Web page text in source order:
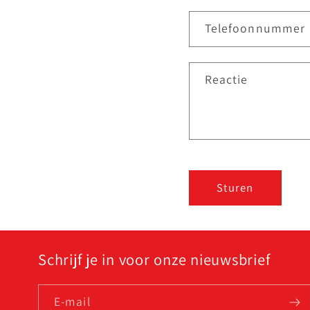
t
o
r
m
u
l
Telefoonnummer
Reactie
Sturen
Schrijf je in voor onze nieuwsbrief
E‑mail